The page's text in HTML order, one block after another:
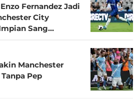
Fernandez Jadi
City
Sang
Manchester
Pep